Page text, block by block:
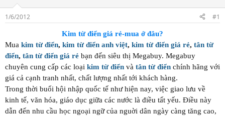
n
1/6/2012 #1
Kim từ điển giá rẻ-mua ở đâu?
Mua kim từ điển, kim từ điển anh việt, kim từ điển giá rẻ, tân từ
điển, tân từ điển giá rẻ bạn đến siêu thị Megabuy. Megabuy
chuyên cung cấp các loại kim từ điển và tân từ điển chính hãng với
giá cả cạnh tranh nhất, chất lượng nhất tới khách hàng.
Trong thời buổi hội nhập quốc tế như hiện nay, việc giao lưu về
kinh tế, văn hóa, giáo dục giữa các nước là điều tất yếu. Điều này
dẫn đến nhu cầu học ngoại ngữ của nguời dân ngày càng tăng cao,